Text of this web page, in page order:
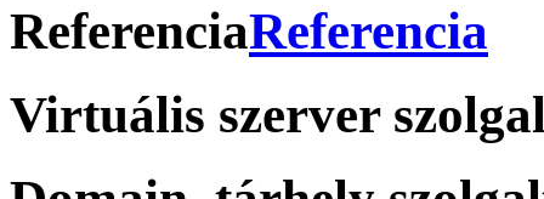
ReferenciaReferencia
Virtuális szerver